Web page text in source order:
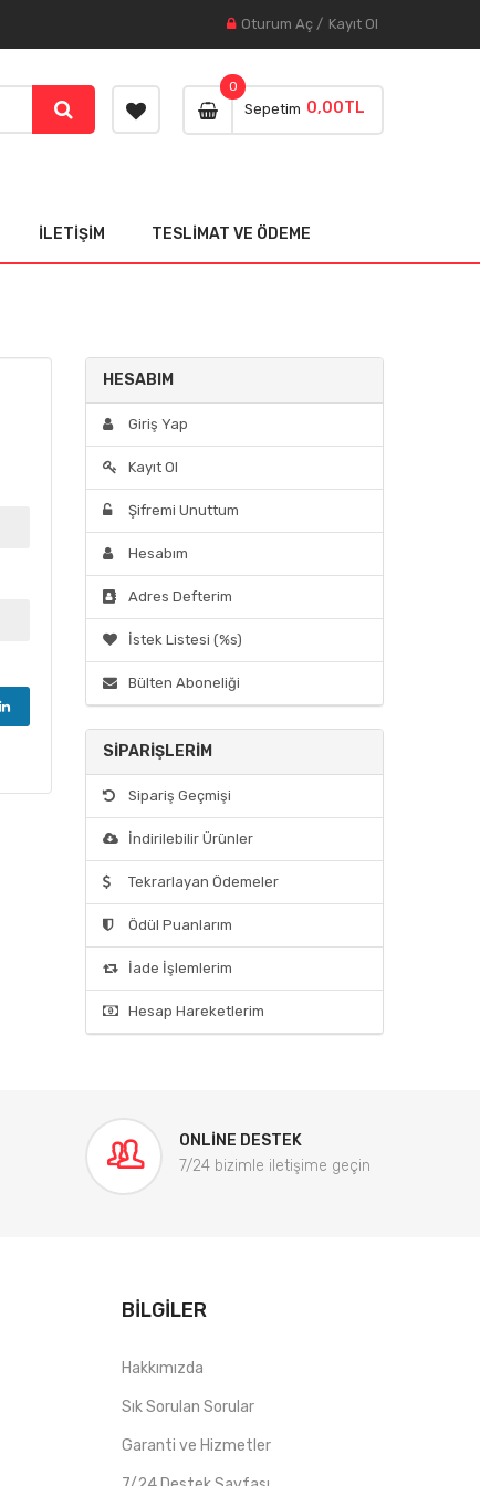
Oturum Aç / Kayıt Ol
Sepetim
0
0,00TL
İLETIŞIM TESLIMAT VE ÖDEME
HESABIM
Giriş Yap
Kayıt Ol
Şifremi Unuttum
Hesabım
Adres Defterim
İstek Listesi (%s)
Bülten Aboneliği
SIPARIŞLERIM
Sipariş Geçmişi
İndirilebilir Ürünler
Tekrarlayan Ödemeler
Ödül Puanlarım
İade İşlemlerim
Hesap Hareketlerim
ONLINE DESTEK
7/24 bizimle iletişime geçin
BILGILER
Hakkımızda
Sık Sorulan Sorular
Garanti ve Hizmetler